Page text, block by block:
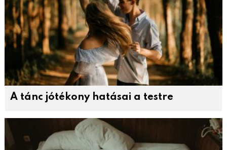
A tánc jótékony hatásai a testre